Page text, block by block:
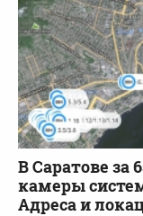
В Саратове за
камеры
Адреса и